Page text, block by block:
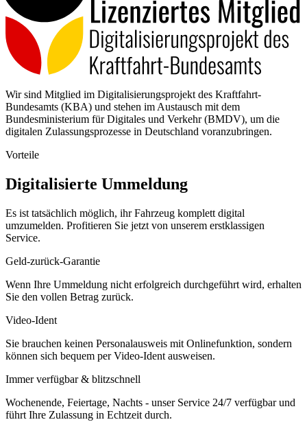
Wir sind Mitglied im Digitalisierungsprojekt des Kraftfahrt-
Bundesamts (KBA) und stehen im Austausch mit dem
Bundesministerium für Digitales und Verkehr (BMDV), um die
digitalen Zulassungsprozesse in Deutschland voranzubringen.
Vorteile
Digitalisierte Ummeldung
Es ist tatsächlich möglich, ihr Fahrzeug komplett digital
umzumelden. Profitieren Sie jetzt von unserem erstklassigen
Service.
Geld-zurück-Garantie
Wenn Ihre Ummeldung nicht erfolgreich durchgeführt wird, erhalten
Sie den vollen Betrag zurück.
Video-Ident
Sie brauchen keinen Personalausweis mit Onlinefunktion, sondern
können sich bequem per Video-Ident ausweisen.
Immer verfügbar & blitzschnell
Wochenende, Feiertage, Nachts - unser Service 24/7 verfügbar und
führt Ihre Zulassung in Echtzeit durch.